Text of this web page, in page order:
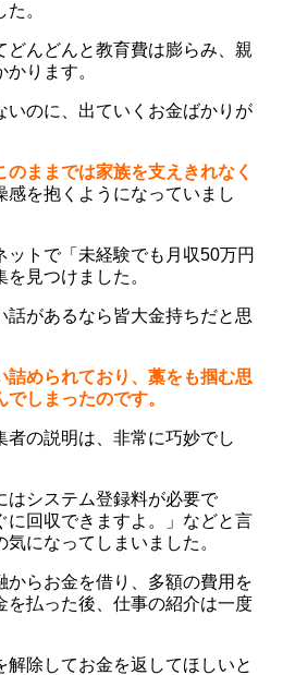
。
どんどんと教育費は膨らみ、親
ります。
いのに、出ていくお金ばかりが
のままでは家族を支えきれなく
感を抱くようになっていまし
ットで「未経験でも月収50万円
見つけました。
話があるなら皆大金持ちだと思
詰められており、藁をも掴む思
しまったのです。
者の説明は、非常に巧妙でし
はシステム登録料が必要で
に回収できますよ。」などと言
になってしまいました。
からお金を借り、多額の費用を
を払った後、仕事の紹介は一度
除してお金を返してほしいと